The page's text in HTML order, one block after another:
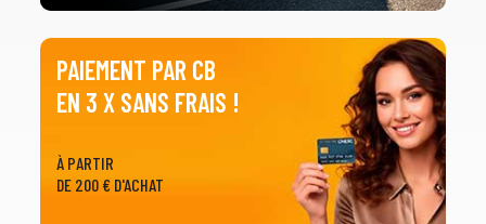
PAIEMENT PAR CB
EN 3 X SANS FRAIS !
À PARTIR
DE 200 € D'ACHAT